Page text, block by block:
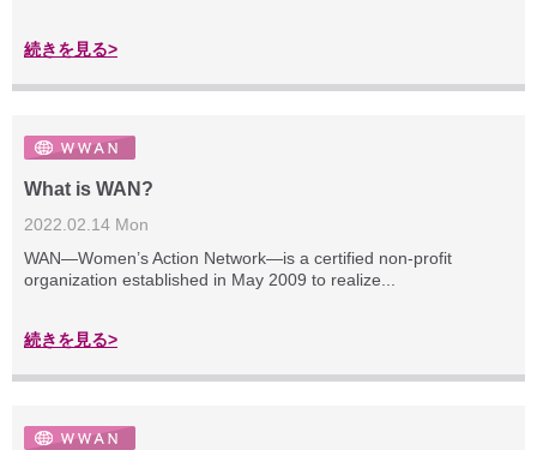
続きを見る>
What is WAN?
2022.02.14 Mon
WAN—Women’s Action Network—is a certified non-profit
organization established in May 2009 to realize...
続きを見る>